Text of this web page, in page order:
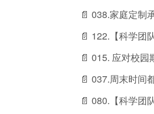
📄 038.家庭定制
📄 122.【科学团
📄 015. 应对校
📄 037.周末时间
📄 080.【科学团